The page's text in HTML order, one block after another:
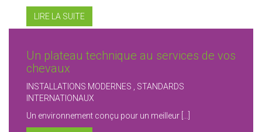
LIRE LA SUITE
Un plateau technique au services de vos
chevaux
INSTALLATIONS MODERNES , STANDARDS
INTERNATIONAUX
Un environnement conçu pour un meilleur […]